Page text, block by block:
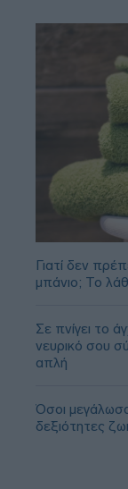
Γιατί δεν
μπάνιο; Το
Σε πνίγει το
νευρικό σου
απλή
Όσοι
δεξιότητες